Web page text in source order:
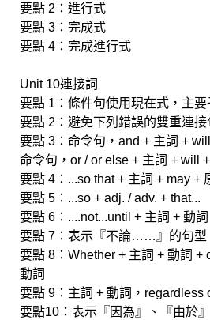
要點 2：進行式
要點 3：完成式
要點 4：完成進行式
Unit 10連接詞
要點 1：條件句使用現在式，主
要點 2：避免下列錯誤的雙重連接
要點 3：命令句，and + 主詞 +
命令句，or / or else + 主詞 + will
要點 4：...so that + 主詞 + may +
要點 5：...so + adj. / adv. + that...
要點 6：....not...until + 主詞 + 動詞
要點 7：表示『不論……』的句型
要點 8：Whether + 主詞 + 動詞 +
動詞
要點 9：主詞 + 動詞，regardless
要點10：表示『因為』、『由於